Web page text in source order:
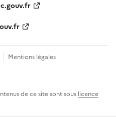
Mentions légales
de ce site sont sous licence